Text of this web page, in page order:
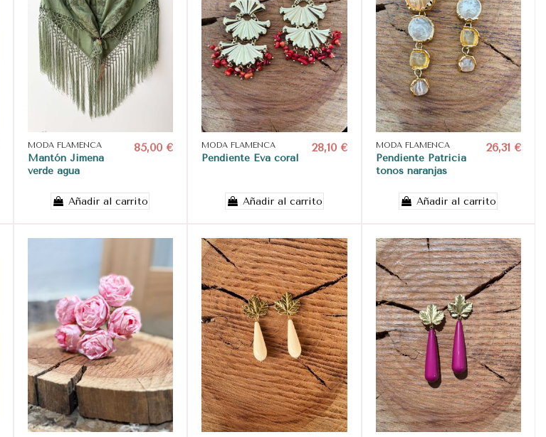
MODA FLAMENCA
Mantón Jimena
verde agua
85,00 €
Añadir al carrito
MODA FLAMENCA
Pendiente Eva coral
28,10 €
Añadir al carrito
MODA FLAMENCA
Pendiente Patricia
tonos naranjas
26,31 €
Añadir al carrito